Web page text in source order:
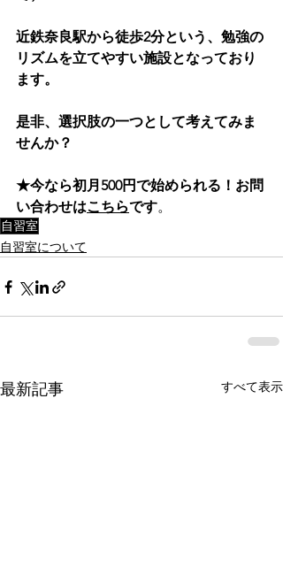
近鉄奈良駅から徒歩2分という、勉強の
リズムを立てやすい施設となっており
ます。
是非、選択肢の一つとして考えてみま
せんか？
★今なら初月500円で始められる！お問
い合わせはこちらです。
自習室
自習室について
最新記事 すべて表示